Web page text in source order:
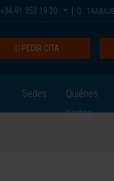
+34 91 353 19 20
PEDIR CITA
Sedes
Quiénes
somos